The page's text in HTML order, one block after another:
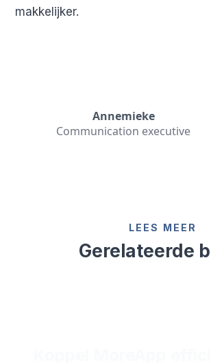
makkelijker.
Annemieke
Communication executive
LEES MEER
Gerelateerde